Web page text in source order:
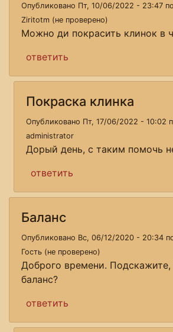
Опубликовано Пт, 10/06/2022 - 23:47
Ziritotm (не проверено)
Можно ди покрасить клинок в
ответить
Покраска клинка
Опубликовано Пт, 17/06/2022 - 10:02
administrator
Дорый день, с таким помочь
ответить
Баланс
Опубликовано Вс, 06/12/2020 - 20:34
Гость (не проверено)
Доброго времени. Подскажите,
баланс?
ответить